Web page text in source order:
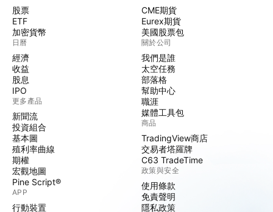
股票
ETF
加密貨幣
日曆
經濟
收益
股息
IPO
更多產品
新聞流
投資組合
基本圖
殖利率曲線
期權
宏觀地圖
Pine Script®
APP
行動裝置
CME期貨
Eurex期貨
美國股票包
關於公司
我們是誰
太空任務
部落格
幫助中心
職涯
媒體工具包
商品
TradingView商店
交易者塔羅牌
C63 TradeTime
政策與安全
使用條款
免責聲明
隱私政策